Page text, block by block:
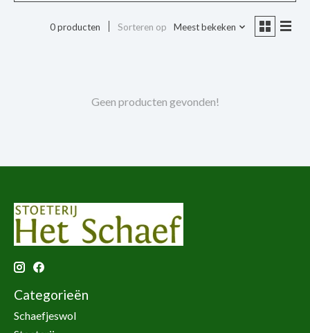
0 producten Sorteren op Meest bekeken
Geen producten gevonden!
Categorieën
Schaefjeswol